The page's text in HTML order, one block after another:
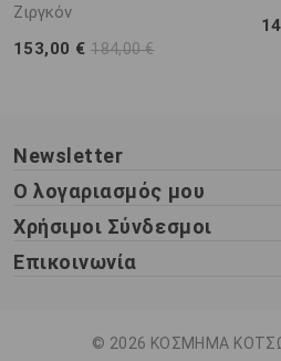
Ζιργκόν
153,00 €184,00 €
Newsletter
Ο λογαριασμός μου
Χρήσιμοι Σύνδεσμοι
Επικοινωνία
© 2026 ΚΟΣΜΗΜΑ